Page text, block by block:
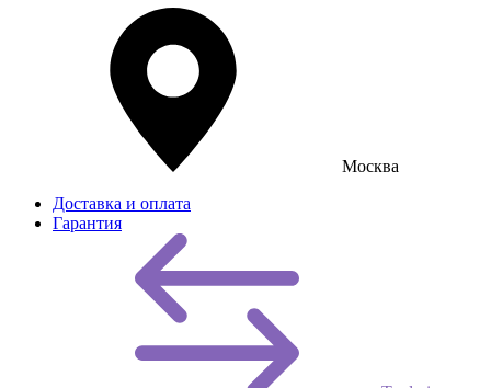
Москва
Доставка и оплата
Гарантия